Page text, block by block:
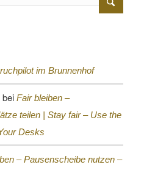
im Brunnenhof
bei Fair bleiben –
teilen | Stay fair – Use the
Desks
– Pausenscheibe nutzen –